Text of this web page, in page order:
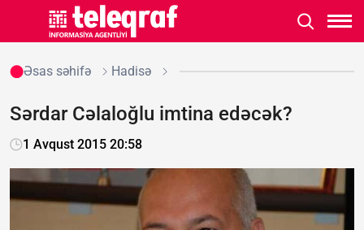
Əsas səhifə Hadisə
Sərdar Cəlaloğlu imtina edəcək?
1 Avqust 2015 20:58